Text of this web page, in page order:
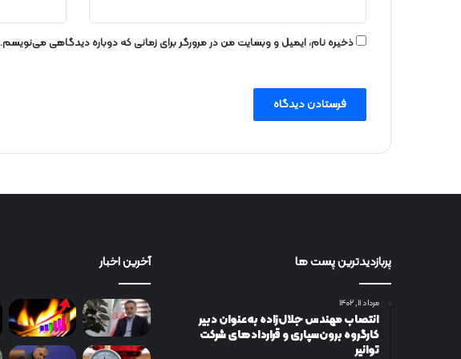
ت
ا
ا
ص
ذخیره نام، ایمیل و وبسایت من در مرورگر برای زمانی که دوباره دیدگاهی می‌نویسم.
پربازدیدترین پست ها
مرداد ۱۱, ۱۴۰۲
انتصاب مهندس جلال‌زاده به‌عنوان دبیر
كارگروه برون‌سپاری و قراردادهای شركت
توانیر
آخرین اخبار